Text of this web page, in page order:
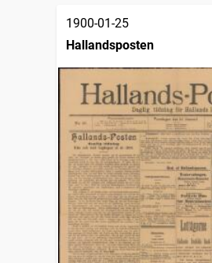
1900-01-25
Hallandsposten